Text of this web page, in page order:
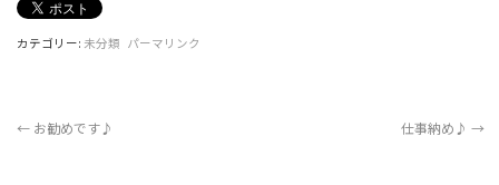
カテゴリー: 未分類 パーマリンク
←お勧めです♪ 仕事納め♪ →